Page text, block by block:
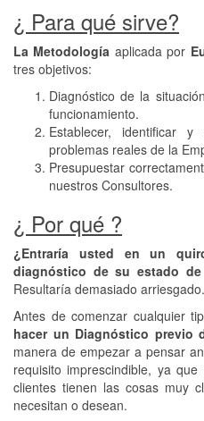
¿ Para qué sirve?
La Metodología aplicada por
tres objetivos:
Diagnóstico de la
funcionamiento.
Establecer, identificar
problemas reales de la
Presupuestar
nuestros Consultores.
¿ Por qué ?
¿Entraría usted en un
diagnóstico de su estado
Resultaría demasiado arriesgado.
Antes de comenzar cualquier
hacer un Diagnóstico previo
manera de empezar a pensar
requisito imprescindible, ya
clientes tienen las cosas muy
necesitan o desean.